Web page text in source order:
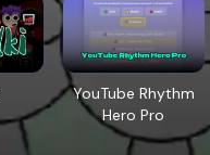
YouTube Rhythm
Hero Pro